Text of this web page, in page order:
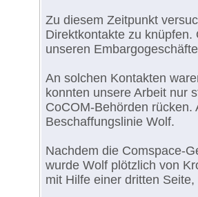
Zu diesem Zeitpunkt
Direktkontakte zu
unseren
An solchen Kontakten
konnten unsere Arbeit nur
CoCOM-Behörden
Beschaffungslinie Wolf.
Nachdem die Comspace-
wurde Wolf plötzlich von
mit Hilfe einer dritten